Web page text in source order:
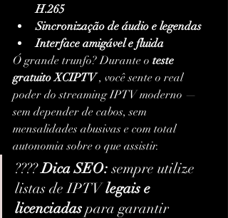
H.265
Sincronização de áudio e legendas
Interface amigável e fluida
Ó grande trunfo? Durante o teste
gratuito XCIPTV , você sente o real
poder do streaming IPTV moderno —
sem depender de cabos, sem
mensalidades abusivas e com total
autonomia sobre o que assistir.
???? Dica SEO: sempre utilize
listas de IPTV legais e
licenciadas para garantir